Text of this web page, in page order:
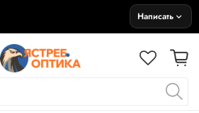
Написать